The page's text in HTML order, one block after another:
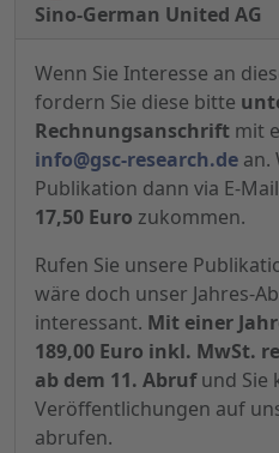
Sino-German United AG
Wenn Sie Interesse an
fordern Sie diese bitte
Rechnungsanschrift mit
info@gsc-research.de an.
Publikation dann via E-
17,50 Euro zukommen.
Rufen Sie unsere
wäre doch unser Jahres-
interessant. Mit einer
189,00 Euro inkl. MwSt.
ab dem 11. Abrufund Sie
Veröffentlichungen auf
abrufen.